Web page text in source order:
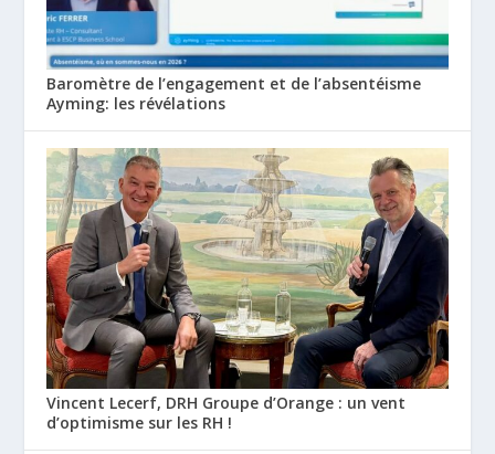
Baromètre de l’engagement et de l’absentéisme
Ayming: les révélations
Vincent Lecerf, DRH Groupe d’Orange : un vent
d’optimisme sur les RH !